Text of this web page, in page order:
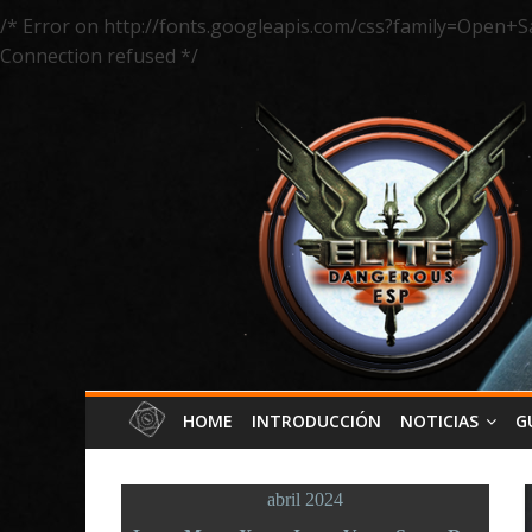
/* Error on http://fonts.googleapis.com/
Connection refused */
HOME INTRODUCCIÓN NOTICIAS
abril 2024